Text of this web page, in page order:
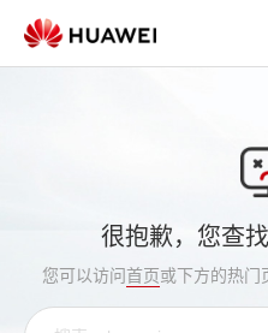
很抱歉，您查
您可以访问首页或下方的热门